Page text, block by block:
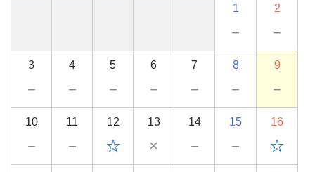
1
－
2
－
3
－
4
－
5
－
6
－
7
－
8
－
9
－
10
－
11
－
12
☆
13
×
14
－
15
－
16
☆